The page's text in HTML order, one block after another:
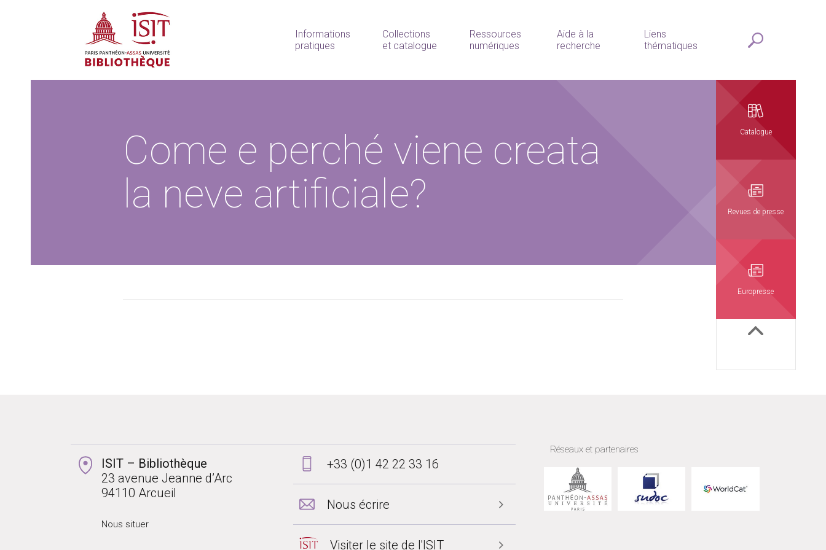
Informations
pratiques
Collections
et catalogue
Ressources
numériques
Aide à la
recherche
Liens
thématiques
Come e perché viene creata
la neve artificiale?
Catalogue
Revues de presse
Europresse
ISIT – Bibliothèque
23 avenue Jeanne d’Arc
94110 Arcueil
Nous situer
+33 (0)1 42 22 33 16
Nous écrire
Visiter le site de l'ISIT
Réseaux et partenaires